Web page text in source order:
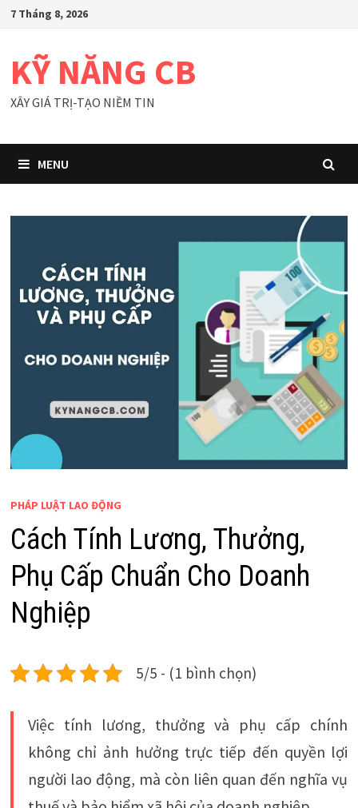
Skip
content
7 Tháng 8, 2026
KỸ NĂNG CB
XÂY GIÁ TRỊ-TẠO NIỀM TIN
MENU
PHÁP LUẬT LAO ĐỘNG
Cách Tính Lương, Thưởng,
Phụ Cấp Chuẩn Cho Doanh
Nghiệp
5/5 - (1 bình chọn)
Việc tính lương, thưởng và phụ cấp chính
không chỉ ảnh hưởng trực tiếp đến quyền lợi
người lao động, mà còn liên quan đến nghĩa vụ